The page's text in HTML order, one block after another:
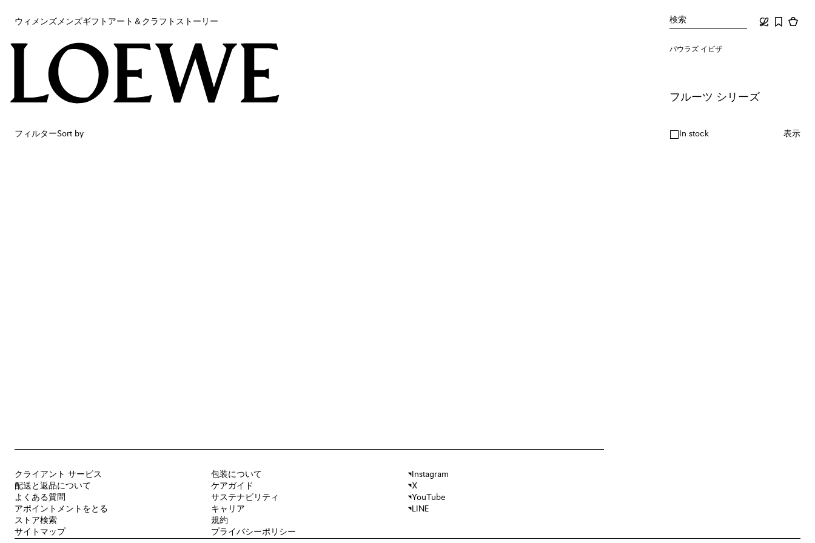
ウィメンズ メンズギフト アート＆クラフト ストーリー 検索
ウィメンズ
アート＆クラフト
パウラズ イビザ
フルーツ シリーズ
フィルターSort by In stock 表示
クライアント サービス
配送と返品について
よくある質問
アポイントメントをとる
ストア検索
サイトマップ
包装について
ケアガイド
サステナビリティ
キャリア
規約
プライバシーポリシー
Instagram
X
YouTube
LINE